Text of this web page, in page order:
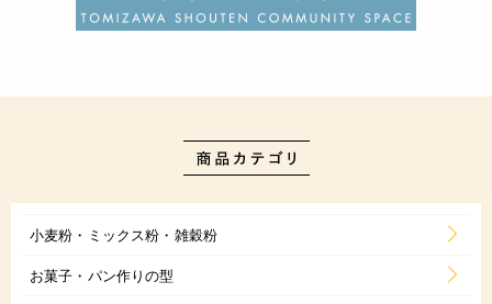
小麦粉・ミックス粉・雑穀粉
お菓子・パン作りの型